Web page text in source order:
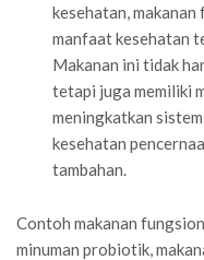
kesehatan,
manfaat kesehatan
Makanan ini tidak
tetapi juga memiliki
meningkatkan
kesehatan
tambahan.
Contoh makanan
minuman probiotik,